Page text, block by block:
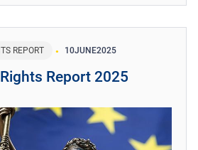
REPORT 10JUNE2025
Report 2025